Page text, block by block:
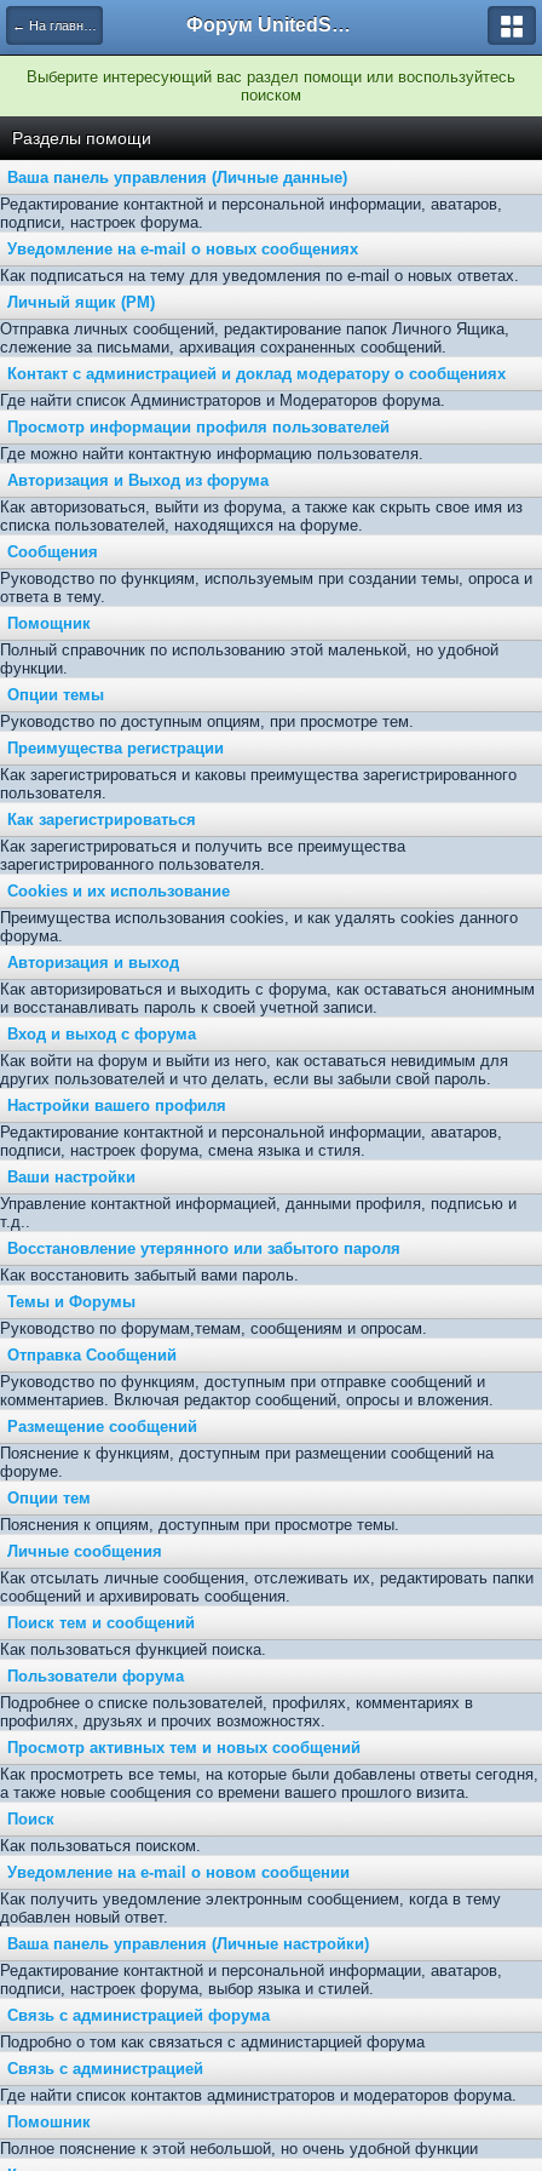
← На главную Форум UnitedSouth
Выберите интересующий вас раздел помощи или воспользуйтесь
поиском
Разделы помощи
Ваша панель управления (Личные данные)
Редактирование контактной и персональной информации, аватаров,
подписи, настроек форума.
Уведомление на e-mail о новых сообщениях
Как подписаться на тему для уведомления по e-mail о новых ответах.
Личный ящик (PM)
Отправка личных сообщений, редактирование папок Личного Ящика,
слежение за письмами, архивация сохраненных сообщений.
Контакт с администрацией и доклад модератору о сообщениях
Где найти список Администраторов и Модераторов форума.
Просмотр информации профиля пользователей
Где можно найти контактную информацию пользователя.
Авторизация и Выход из форума
Как авторизоваться, выйти из форума, а также как скрыть свое имя из
списка пользователей, находящихся на форуме.
Сообщения
Руководство по функциям, используемым при создании темы, опроса и
ответа в тему.
Помощник
Полный справочник по использованию этой маленькой, но удобной
функции.
Опции темы
Руководство по доступным опциям, при просмотре тем.
Преимущества регистрации
Как зарегистрироваться и каковы преимущества зарегистрированного
пользователя.
Как зарегистрироваться
Как зарегистрироваться и получить все преимущества
зарегистрированного пользователя.
Cookies и их использование
Преимущества использования cookies, и как удалять cookies данного
форума.
Авторизация и выход
Как авторизироваться и выходить с форума, как оставаться анонимным
и восстанавливать пароль к своей учетной записи.
Вход и выход с форума
Как войти на форум и выйти из него, как оставаться невидимым для
других пользователей и что делать, если вы забыли свой пароль.
Настройки вашего профиля
Редактирование контактной и персональной информации, аватаров,
подписи, настроек форума, смена языка и стиля.
Ваши настройки
Управление контактной информацией, данными профиля, подписью и
т.д..
Восстановление утерянного или забытого пароля
Как восстановить забытый вами пароль.
Темы и Форумы
Руководство по форумам,темам, сообщениям и опросам.
Отправка Сообщений
Руководство по функциям, доступным при отправке сообщений и
комментариев. Включая редактор сообщений, опросы и вложения.
Размещение сообщений
Пояснение к функциям, доступным при размещении сообщений на
форуме.
Опции тем
Пояснения к опциям, доступным при просмотре темы.
Личные сообщения
Как отсылать личные сообщения, отслеживать их, редактировать папки
сообщений и архивировать сообщения.
Поиск тем и сообщений
Как пользоваться функцией поиска.
Пользователи форума
Подробнее о списке пользователей, профилях, комментариях в
профилях, друзьях и прочих возможностях.
Просмотр активных тем и новых сообщений
Как просмотреть все темы, на которые были добавлены ответы сегодня,
а также новые сообщения со времени вашего прошлого визита.
Поиск
Как пользоваться поиском.
Уведомление на е-mail о новом сообщении
Как получить уведомление электронным сообщением, когда в тему
добавлен новый ответ.
Ваша панель управления (Личные настройки)
Редактирование контактной и персональной информации, аватаров,
подписи, настроек форума, выбор языка и стилей.
Связь с администрацией форума
Подробно о том как связаться с администарцией форума
Связь с администрацией
Где найти список контактов администраторов и модераторов форума.
Помошник
Полное пояснение к этой небольшой, но очень удобной функции